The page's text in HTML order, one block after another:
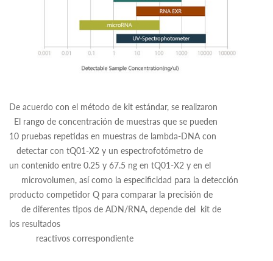
De acuerdo con el método de kit estándar, se realizaron
El rango de concentración de muestras que se pueden
10 pruebas repetidas en muestras de lambda-DNA con
detectar con tQ01-X2 y un espectrofotómetro de
un contenido entre 0.25 y 67.5 ng en tQ01-X2 y en el
microvolumen, así como la especificidad para la detección
producto competidor Q para comparar la precisión de
de diferentes tipos de ADN/RNA, depende del kit de
los resultados
reactivos correspondiente